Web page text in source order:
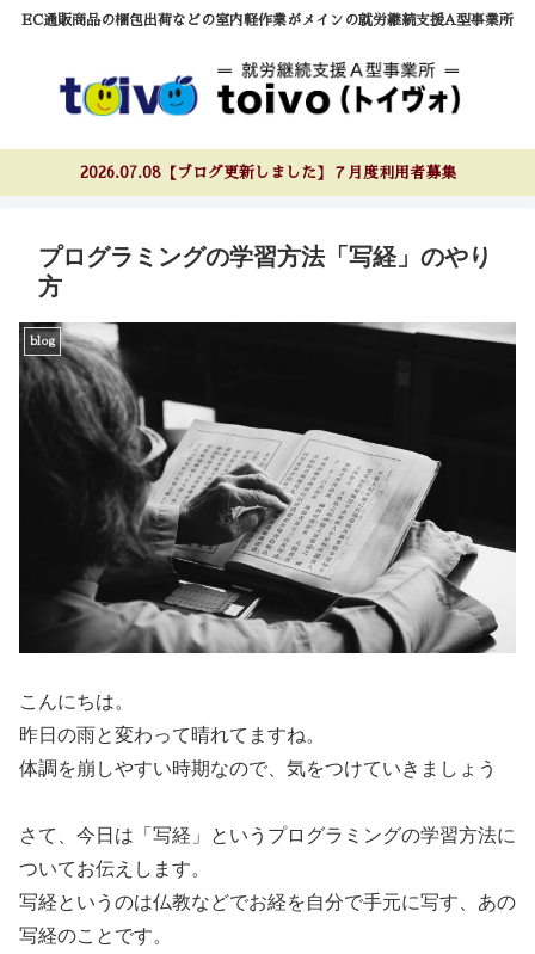
EC通販商品の梱包出荷などの室内軽作業がメインの就労継続支援A型事業所
2026.07.08【ブログ更新しました】７月度利用者募集
プログラミングの学習方法「写経」のやり
方
blog
こんにちは。
昨日の雨と変わって晴れてますね。
体調を崩しやすい時期なので、気をつけていきましょう
さて、今日は「写経」というプログラミングの学習方法に
ついてお伝えします。
写経というのは仏教などでお経を自分で手元に写す、あの
写経のことです。